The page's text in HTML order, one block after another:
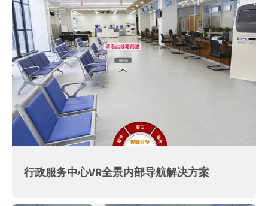
行政服务中心VR全景内部导航解决方案